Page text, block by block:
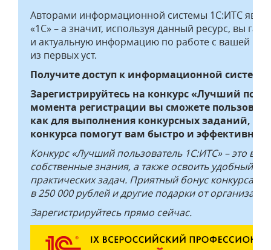
Авторами информационной системы 1С:ИТС
«1С» – а значит, используя данный ресурс, вы
и актуальную информацию по работе с вашей
из первых уст.
Получите доступ к информационной системе
Зарегистрируйтесь на конкурс «Лучший
момента регистрации вы сможете
как для выполнения конкурсных заданий,
конкурса помогут вам быстро и эффективно
Конкурс «Лучший пользователь 1С:ИТС» – это
собственные знания, а также освоить удобный
практических задач. Приятный бонус конкурса –
в 250 000 рублей и другие подарки от
Зарегистрируйтесь прямо сейчас.